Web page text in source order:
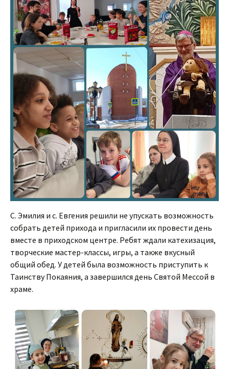
С. Эмилия и с. Евгения решили не упускать возможность
собрать детей прихода и пригласили их провести день
вместе в приходском центре. Ребят ждали катехизация,
творческие мастер-классы, игры, а также вкусный
общий обед. У детей была возможность приступить к
Таинству Покаяния, а завершился день Святой Мессой в
храме.